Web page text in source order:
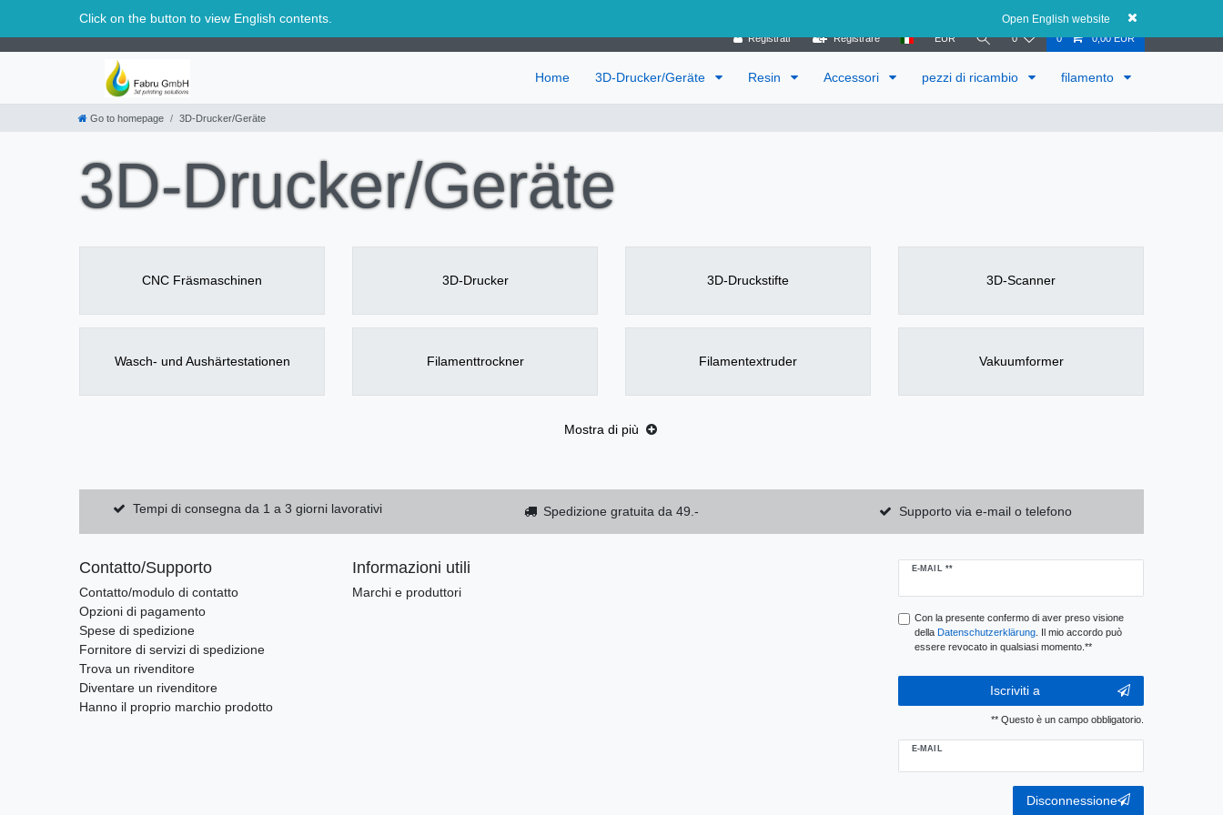
Click on the button to view English contents. Open English website
Svizzera
Registrati Registrare EUR 0 0 0,00 EUR
Home 3D-Drucker/Geräte Resin Accessori pezzi di ricambio filamento
Go to homepage 3D-Drucker/Geräte
3D-Drucker/Geräte
CNC Fräsmaschinen 3D-Drucker 3D-Druckstifte 3D-Scanner
Wasch- und Aushärtestationen Filamenttrockner Filamentextruder Vakuumformer
Mostra di più
Tempi di consegna da 1 a 3 giorni lavorativi Spedizione gratuita da 49.- Supporto via e-mail o telefono
Contatto/Supporto
Contatto/modulo di contatto
Opzioni di pagamento
Spese di spedizione
Fornitore di servizi di spedizione
Trova un rivenditore
Diventare un rivenditore
Hanno il proprio marchio prodotto
Informazioni utili
Marchi e produttori
E-MAIL **
Ceres::Template.newsletterHoneypotLabel
Con la presente confermo di aver preso visione
della Daten­schutz­erklärung. Il mio accordo può
essere revocato in qualsiasi momento.**
Iscriviti a
** Questo è un campo obbligatorio.
E-MAIL
Ceres::Template.newsletterUnsubscribeHoneypotLabel
Disconnessione